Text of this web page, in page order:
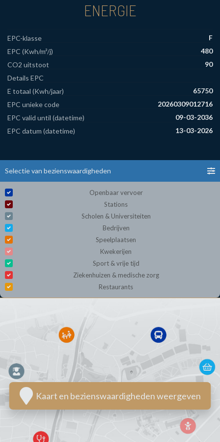
ENERGIE
EPC-klasse
F
EPC (Kwh/m²/j)
480
CO2 uitstoot
90
Details EPC
E totaal (Kwh/jaar)
65750
EPC unieke code
20260309012716
EPC valid until (datetime)
09-03-2036
EPC datum (datetime)
13-03-2026
Selectie van bezienswaardigheden
Openbaar vervoer
Stations
Scholen & Universiteiten
Bedrijven
Speelplaatsen
Kwekerijen
Sport & vrije tijd
Ziekenhuizen & medische zorg
Restaurants
Kaart en bezienswaardigheden weergeven